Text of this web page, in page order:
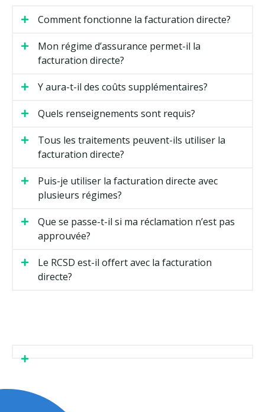
Comment fonctionne la facturation directe?
Mon régime d’assurance permet-il la
facturation directe?
Y aura-t-il des coûts supplémentaires?
Quels renseignements sont requis?
Tous les traitements peuvent-ils utiliser la
facturation directe?
Puis-je utiliser la facturation directe avec
plusieurs régimes?
Que se passe-t-il si ma réclamation n’est pas
approuvée?
Le RCSD est-il offert avec la facturation
directe?